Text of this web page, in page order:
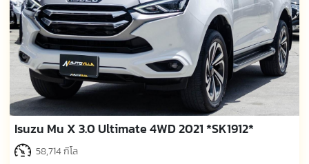
Isuzu Mu X 3.0 Ultimate 4WD 2021 *SK1912*
58,714 กิโล